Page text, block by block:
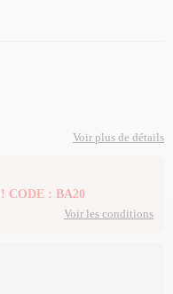
Voir plus de détails
CODE : BA20
Voir les conditions